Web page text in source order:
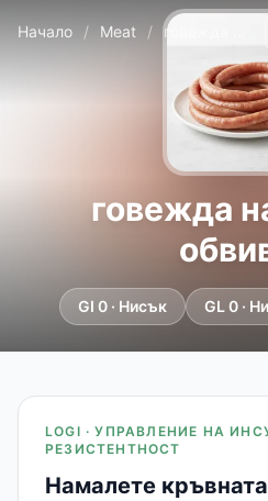
Начало / Meat / говежда наденица обвивка
говежда
GI 0 · Нисък GL 0 ·
LOGI · УПРАВЛЕНИЕ НА
РЕЗИСТЕНТНОСТ
Намалете